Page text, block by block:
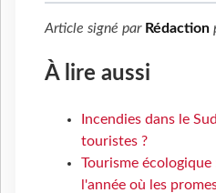
Article signé par Rédaction
À lire aussi
Incendies dans le
touristes ?
Tourisme
l'année où les